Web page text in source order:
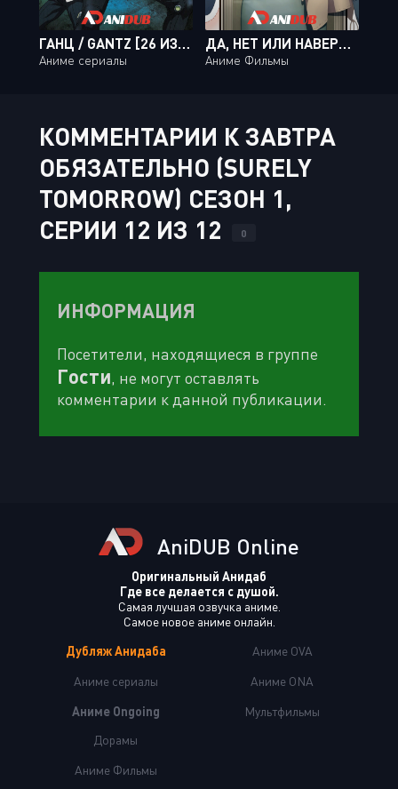
ГАНЦ / GANTZ [26 ИЗ 26]
Аниме сериалы
ДА, НЕТ ИЛИ НАВЕРНОЕ? / YES KA NO KA HANBUN KA
Аниме Фильмы
КОММЕНТАРИИ К ЗАВТРА
ОБЯЗАТЕЛЬНО (SURELY
TOMORROW) СЕЗОН 1,
СЕРИИ 12 ИЗ 12
0
ИНФОРМАЦИЯ
Посетители, находящиеся в группе
Гости, не могут оставлять
комментарии к данной публикации.
AniDUB Online
Оригинальный Анидаб
Где все делается с душой.
Самая лучшая озвучка аниме.
Самое новое аниме онлайн.
Дубляж Анидаба
Аниме сериалы
Аниме Ongoing
Аниме OVA
Аниме ONA
Мультфильмы
Дорамы
Аниме Фильмы